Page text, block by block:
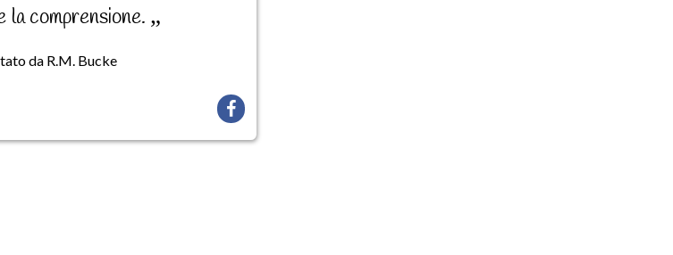
la comprensione.
da R.M. Bucke